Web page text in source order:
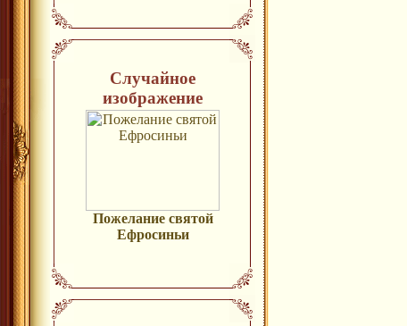
Случайное
изображение
Пожелание святой
Ефросиньи